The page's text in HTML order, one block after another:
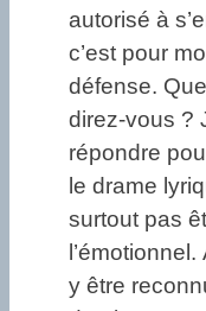
autorisé à
c’est pour
défense.
direz-vous ?
répondre
le drame
surtout pas
l’émotionnel.
y être